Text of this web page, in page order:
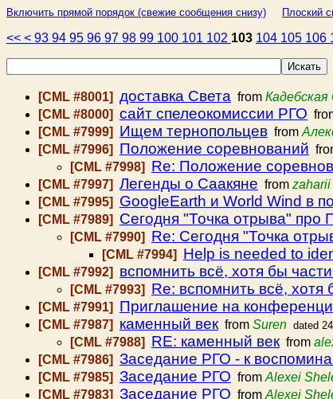
Включить прямой порядок (свежие сообщения снизу) Плоский
<< < 93 94 95 96 97 98 99 100 101 102 103 104 105 106
[CML #8001] доставка Света from Кадебская
[CML #8000] сайт спелеокомиссии РГО
[CML #7999] Ищем тернопольцев from
[CML #7996] Положение соревнований
[CML #7998] Re: Положение
[CML #7997] Легенды о Саакяне from zaharii
[CML #7995] GoogleEarth и World Wind в
[CML #7989] Сегодня "Точка отрыва" про
[CML #7990] Re: Сегодня "Точка
[CML #7994] Help is needed to
[CML #7992] вспомнить всё, хотя бы
[CML #7993] Re: вспомнить всё, хотя
[CML #7991] Приглашение на
[CML #7987] каменный век from Suren dated
[CML #7988] RE: каменный век from
[CML #7986] Заседание РГО - к
[CML #7985] Заседание РГО from Alexei
[CML #7983] Заседание РГО from Alexei